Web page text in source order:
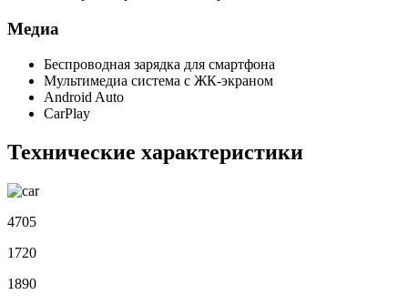
Медиа
Беспроводная зарядка для смартфона
Мультимедиа система с ЖК-экраном
Android Auto
CarPlay
Технические характеристики
4705
1720
1890